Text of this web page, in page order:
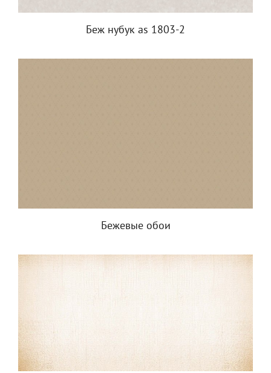
Беж нубук as 1803-2
Бежевые обои